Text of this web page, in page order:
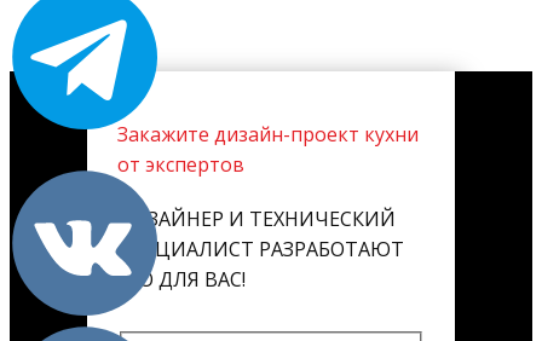
Закажите дизайн-проект кухни
от экспертов
ДИЗАЙНЕР И ТЕХНИЧЕСКИЙ
СПЕЦИАЛИСТ РАЗРАБОТАЮТ
ЕГО ДЛЯ ВАС!